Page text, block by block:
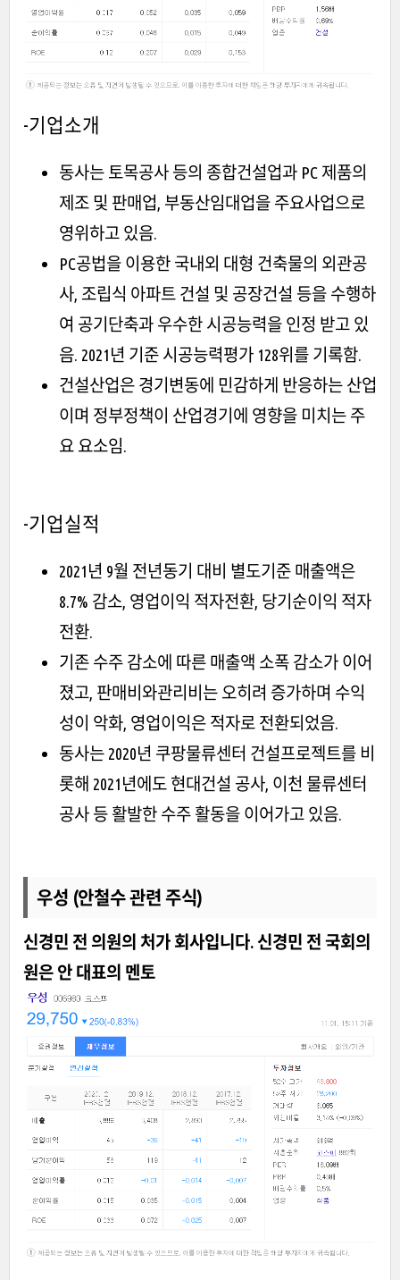
-기업소개
동사는 토목공사 등의 종합건설업과 PC 제품의
제조 및 판매업, 부동산임대업을 주요사업으로
영위하고 있음.
PC공법을 이용한 국내외 대형 건축물의 외관공
사, 조립식 아파트 건설 및 공장건설 등을 수행하
여 공기단축과 우수한 시공능력을 인정 받고 있
음. 2021년 기준 시공능력평가 128위를 기록함.
건설산업은 경기변동에 민감하게 반응하는 산업
이며 정부정책이 산업경기에 영향을 미치는 주
요 요소임.
-기업실적
2021년 9월 전년동기 대비 별도기준 매출액은
8.7% 감소, 영업이익 적자전환, 당기순이익 적자
전환.
기존 수주 감소에 따른 매출액 소폭 감소가 이어
졌고, 판매비와관리비는 오히려 증가하며 수익
성이 악화, 영업이익은 적자로 전환되었음.
동사는 2020년 쿠팡물류센터 건설프로젝트를 비
롯해 2021년에도 현대건설 공사, 이천 물류센터
공사 등 활발한 수주 활동을 이어가고 있음.
우성 (안철수 관련 주식)
신경민 전 의원의 처가 회사입니다. 신경민 전 국회의
원은 안 대표의 멘토